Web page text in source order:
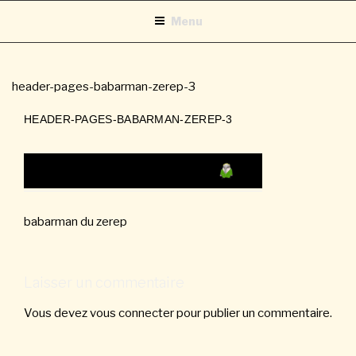
contenu
Menu
header-pages-babarman-zerep-3
HEADER-PAGES-BABARMAN-ZEREP-3
babarman du zerep
Vous devezvous connecterpour publier un commentaire.